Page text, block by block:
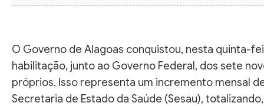
O Governo de Alagoas conquistou, nesta quinta-
habilitação, junto ao Governo Federal, dos sete
próprios. Isso representa um incremento mensal
Secretaria de Estado da Saúde (Sesau),